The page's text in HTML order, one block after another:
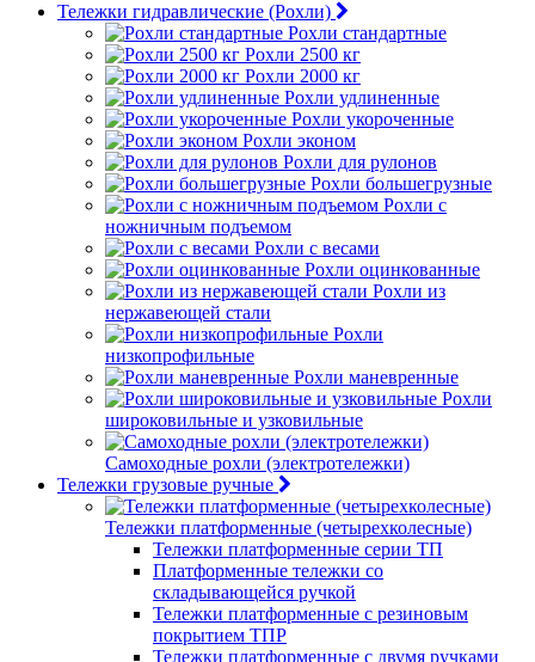
Тележки гидравлические (Рохли)
Рохли стандартные
Рохли 2500 кг
Рохли 2000 кг
Рохли удлиненные
Рохли укороченные
Рохли эконом
Рохли для рулонов
Рохли большегрузные
Рохли с
ножничным подъемом
Рохли с весами
Рохли оцинкованные
Рохли из
нержавеющей стали
Рохли
низкопрофильные
Рохли маневренные
Рохли
широковильные и узковильные
Самоходные рохли (электротележки)
Тележки грузовые ручные
Тележки платформенные (четырехколесные)
Тележки платформенные серии ТП
Платформенные тележки со
складывающейся ручкой
Тележки платформенные с резиновым
покрытием ТПР
Тележки платформенные с двумя ручками